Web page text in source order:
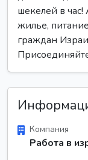
шекелей в
жилье,
граждан
Компания
Работа в